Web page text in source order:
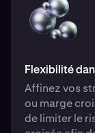
Flexibilité
Affinez vos
ou marge
de limiter le